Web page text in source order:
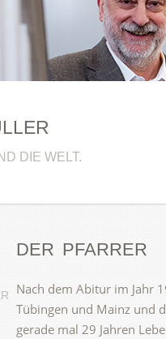
DIE WELT.
DER PFARRER
Nach dem Abitur im Jahr
Tübingen und Mainz und
gerade mal 29 Jahren